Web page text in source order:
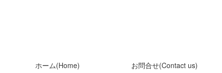
ホーム(Home) お問合せ(Contact us)